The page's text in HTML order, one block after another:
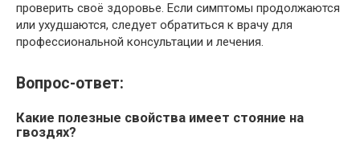
проверить своё здоровье. Если симптомы продолжаются
или ухудшаются, следует обратиться к врачу для
профессиональной консультации и лечения.
Вопрос-ответ:
Какие полезные свойства имеет стояние на
гвоздях?